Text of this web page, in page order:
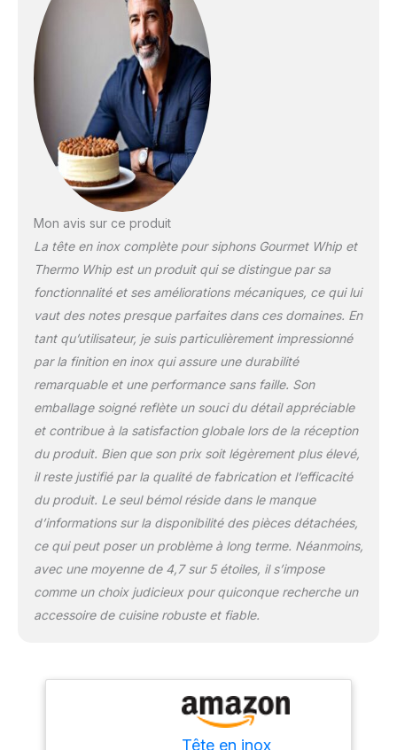
Mon avis sur ce produit
La tête en inox complète pour siphons Gourmet Whip et
Thermo Whip est un produit qui se distingue par sa
fonctionnalité et ses améliorations mécaniques, ce qui lui
vaut des notes presque parfaites dans ces domaines. En
tant qu’utilisateur, je suis particulièrement impressionné
par la finition en inox qui assure une durabilité
remarquable et une performance sans faille. Son
emballage soigné reflète un souci du détail appréciable
et contribue à la satisfaction globale lors de la réception
du produit. Bien que son prix soit légèrement plus élevé,
il reste justifié par la qualité de fabrication et l’efficacité
du produit. Le seul bémol réside dans le manque
d’informations sur la disponibilité des pièces détachées,
ce qui peut poser un problème à long terme. Néanmoins,
avec une moyenne de 4,7 sur 5 étoiles, il s’impose
comme un choix judicieux pour quiconque recherche un
accessoire de cuisine robuste et fiable.
Tête en inox